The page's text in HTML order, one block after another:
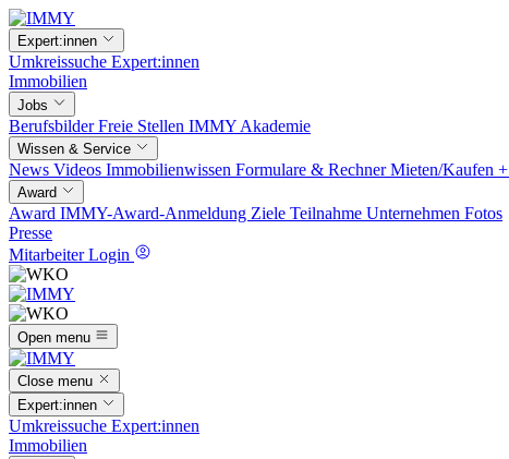
Expert:innen
Umkreissuche Expert:innen
Immobilien
Jobs
BerufsbilderFreie Stellen IMMY Akademie
Wissen & Service
News Videos Immobilienwissen Formulare & RechnerMieten/Kaufen +
Award
Award IMMY-Award-Anmeldung Ziele Teilnahme Unternehmen Fotos
Presse
Mitarbeiter Login
Open menu
Close menu
Expert:innen
Umkreissuche Expert:innen
Immobilien